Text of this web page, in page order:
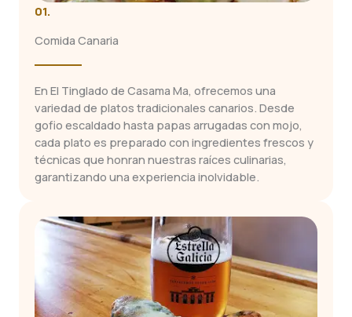
01.
Comida Canaria
En El Tinglado de Casama Ma, ofrecemos una
variedad de platos tradicionales canarios. Desde
gofio escaldado hasta papas arrugadas con mojo,
cada plato es preparado con ingredientes frescos y
técnicas que honran nuestras raíces culinarias,
garantizando una experiencia inolvidable.